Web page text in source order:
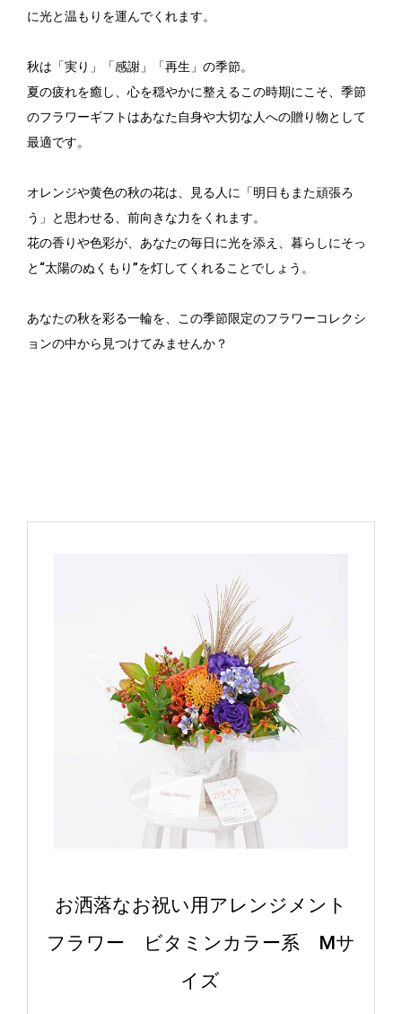
に光と温もりを運んでくれます。
秋は「実り」「感謝」「再生」の季節。
夏の疲れを癒し、心を穏やかに整えるこの時期にこそ、季節
のフラワーギフトはあなた自身や大切な人への贈り物として
最適です。
オレンジや黄色の秋の花は、見る人に「明日もまた頑張ろ
う」と思わせる、前向きな力をくれます。
花の香りや色彩が、あなたの毎日に光を添え、暮らしにそっ
と“太陽のぬくもり”を灯してくれることでしょう。
あなたの秋を彩る一輪を、この季節限定のフラワーコレクシ
ョンの中から見つけてみませんか？
お洒落なお祝い用アレンジメント
フラワー ビタミンカラー系 Mサ
イズ